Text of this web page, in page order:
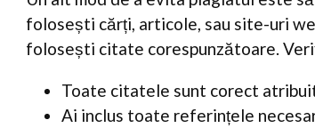
folosești cărți, articole, sau site-uri
folosești citate corespunzătoare.
Toate citatele sunt corect
Ai inclus toate referințele